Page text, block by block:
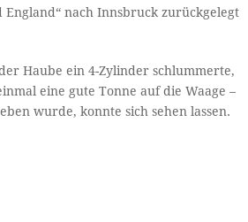
England“ nach Innsbruck zurückgelegt
Haube ein 4-Zylinder schlummerte,
eine gute Tonne auf die Waage –
wurde, konnte sich sehen lassen.